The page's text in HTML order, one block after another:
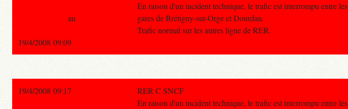
En raison d'un incident technique, le trafic est interrompu entre les
gares de Brétigny-sur-Orge et Dourdan.
Trafic normal sur les autres ligne de RER.
au
19/4/2008 09:09
19/4/2008 09:17
RER C SNCF
En raison d'un incident technique, le trafic est interrompu entre les